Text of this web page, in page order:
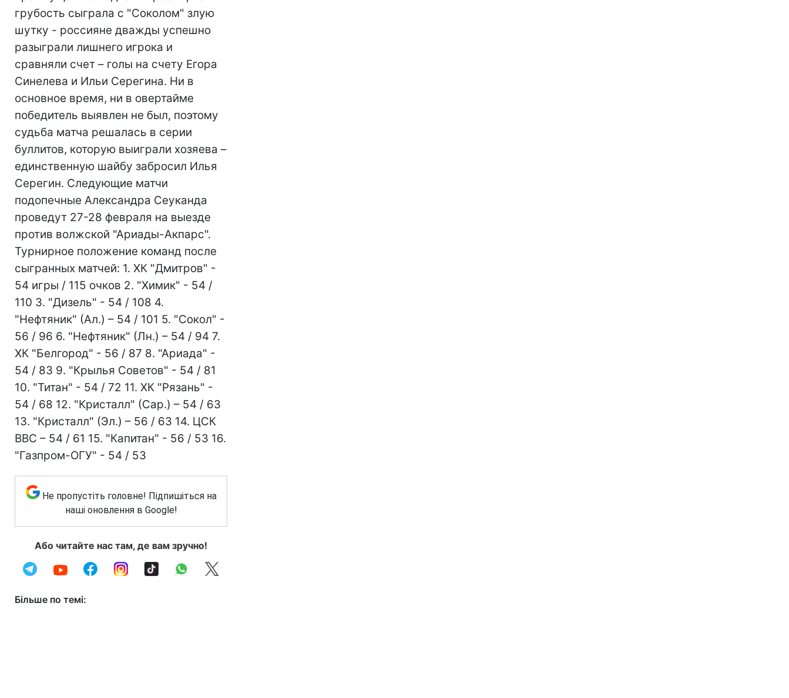
грубость сыграла с "Соколом" злую
шутку - россияне дважды успешно
разыграли лишнего игрока и
сравняли счет – голы на счету Егора
Синелева и Ильи Серегина. Ни в
основное время, ни в овертайме
победитель выявлен не был, поэтому
судьба матча решалась в серии
буллитов, которую выиграли хозяева –
единственную шайбу забросил Илья
Серегин. Следующие матчи
подопечные Александра Сеуканда
проведут 27-28 февраля на выезде
против волжской "Ариады-Акпарс".
Турнирное положение команд после
сыгранных матчей: 1. ХК "Дмитров" -
54 игры / 115 очков 2. "Химик" - 54 /
110 3. "Дизель" - 54 / 108 4.
"Нефтяник" (Ал.) – 54 / 101 5. "Сокол" -
56 / 96 6. "Нефтяник" (Лн.) – 54 / 94 7.
ХК "Белгород" - 56 / 87 8. "Ариада" -
54 / 83 9. "Крылья Советов" - 54 / 81
10. "Титан" - 54 / 72 11. ХК "Рязань" -
54 / 68 12. "Кристалл" (Сар.) – 54 / 63
13. "Кристалл" (Эл.) – 56 / 63 14. ЦСК
ВВС – 54 / 61 15. "Капитан" - 56 / 53 16.
"Газпром-ОГУ" - 54 / 53
Не пропустіть головне! Підпишіться на
наші оновлення в Google!
Або читайте нас там, де вам зручно!
Більше по темі: